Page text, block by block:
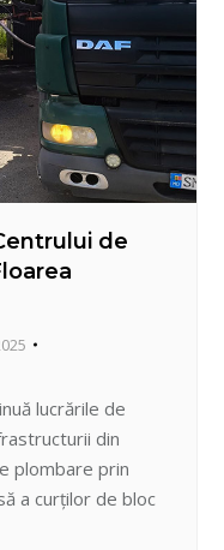
de
lucrările de
din
plombare prin
a curților de bloc
Recent s-a